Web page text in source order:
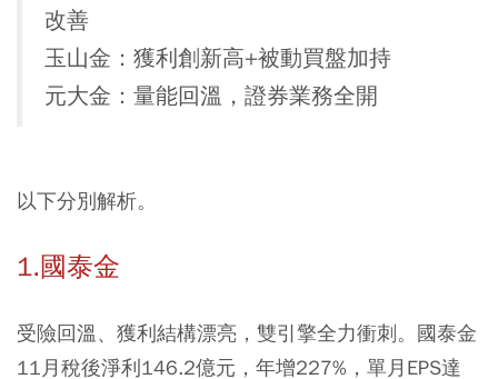
改善
玉山金：獲利創新高+被動買盤加持
元大金：量能回溫，證券業務全開
以下分別解析。
1.國泰金
受險回溫、獲利結構漂亮，雙引擎全力衝刺。國泰金
11月稅後淨利146.2億元，年增227%，單月EPS達